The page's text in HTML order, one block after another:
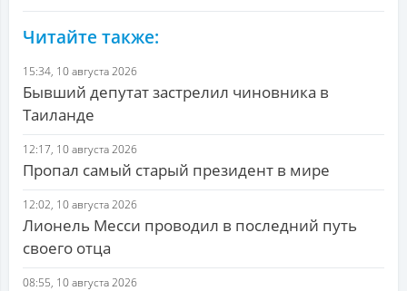
Читайте также:
15:34, 10 августа 2026
Бывший депутат застрелил чиновника в
Таиланде
12:17, 10 августа 2026
Пропал самый старый президент в мире
12:02, 10 августа 2026
Лионель Месси проводил в последний путь
своего отца
08:55, 10 августа 2026